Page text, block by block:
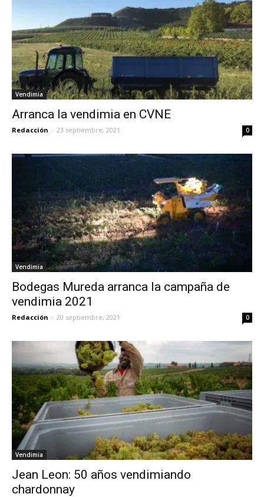
Vendimia
Arranca la vendimia en CVNE
Redacción - 23 septiembre, 2021 0
Vendimia
Bodegas Mureda arranca la campaña de
vendimia 2021
Redacción - 20 septiembre, 2021 0
Vendimia
Jean Leon: 50 años vendimiando
chardonnay